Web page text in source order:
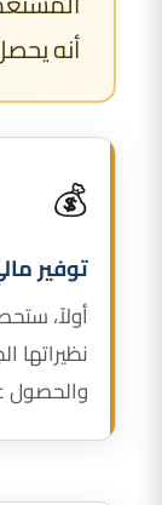
أنه
💰
توفير
أولاً،
نظيراتها
والحصول